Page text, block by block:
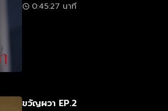
0:45:27 นาที
ขวัญผวา EP.2